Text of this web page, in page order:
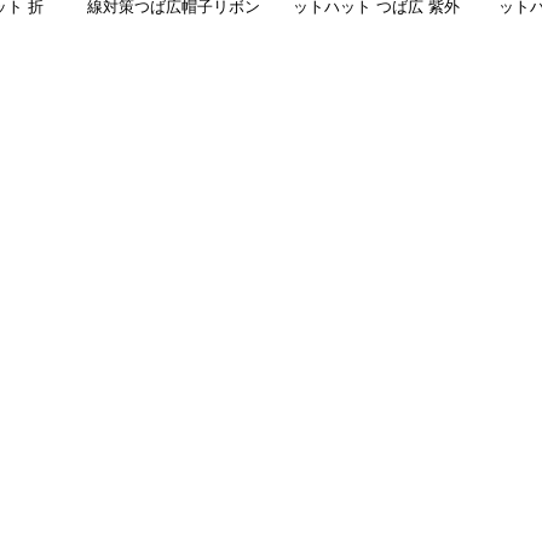
ト 折
線対策つば広帽子リボン
ットハット つば広 紫外
ット